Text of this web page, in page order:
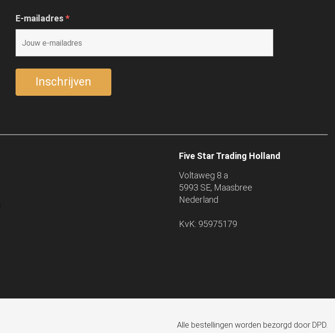
E-mailadres *
Five Star Trading Holland
Voltaweg 8 a
5993 SE, Maasbree
Nederland
KvK: 95975179
Alle bestellingen worden bezorgd door DPD.